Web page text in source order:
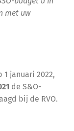
met uw
1 januari 2022,
de S&O-
bij de RVO.